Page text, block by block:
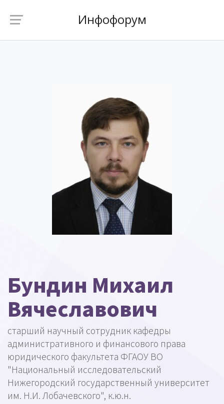
Инфофорум
Бундин Михаил
Вячеславович
старший научный сотрудник кафедры
административного и финансового права
юридического факультета ФГАОУ ВО
"Национальный исследовательский
Нижегородский государственный университет
им. Н.И. Лобачевского", к.ю.н.